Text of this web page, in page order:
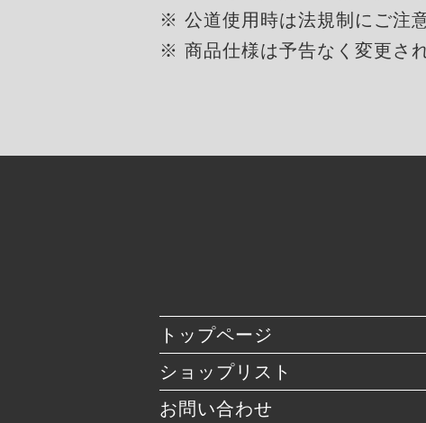
※ 公道使用時は法規制にご注
※ 商品仕様は予告なく変更さ
トップページ
ショップリスト
お問い合わせ